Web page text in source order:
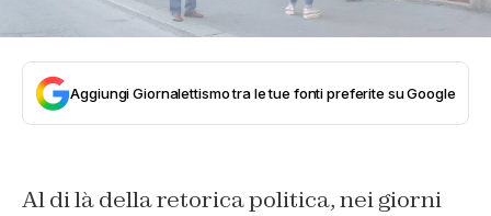
Aggiungi Giornalettismo tra le tue fonti preferite su Google
Al di là della retorica politica, nei giorni